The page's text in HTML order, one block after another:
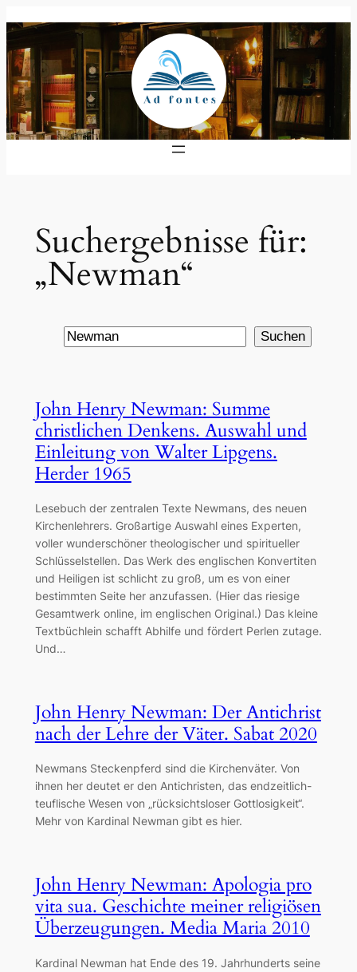
Inhalt
springen
Suchergebnisse für:
„Newman“
Suche Suchen
John Henry Newman: Summe
christlichen Denkens. Auswahl und
Einleitung von Walter Lipgens.
Herder 1965
Lesebuch der zentralen Texte Newmans, des neuen
Kirchenlehrers. Großartige Auswahl eines Experten,
voller wunderschöner theologischer und spiritueller
Schlüsselstellen. Das Werk des englischen Konvertiten
und Heiligen ist schlicht zu groß, um es von einer
bestimmten Seite her anzufassen. (Hier das riesige
Gesamtwerk online, im englischen Original.) Das kleine
Textbüchlein schafft Abhilfe und fördert Perlen zutage.
Und…
John Henry Newman: Der Antichrist
nach der Lehre der Väter. Sabat 2020
Newmans Steckenpferd sind die Kirchenväter. Von
ihnen her deutet er den Antichristen, das endzeitlich-
teuflische Wesen von „rücksichtsloser Gottlosigkeit“.
Mehr von Kardinal Newman gibt es hier.
John Henry Newman: Apologia pro
vita sua. Geschichte meiner religiösen
Überzeugungen. Media Maria 2010
Kardinal Newman hat Ende des 19. Jahrhunderts seine